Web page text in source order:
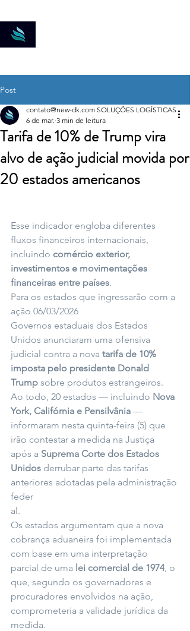
Post
Tarifa de 10% de Trump vira
alvo de ação judicial movida por
20 estados americanos
contato@new-dk.com SOLUÇÕES LOGÍSTICAS
6 de mar. 3 min de leitura
Esse indicador engloba diferentes
fluxos financeiros internacionais,
incluindo comércio exterior,
investimentos e movimentações
financeiras entre países.
Para os estados que ingressarão com a
ação 06/03/2026
Governos estaduais dos Estados
Unidos anunciaram uma ofensiva
judicial contra a nova tarifa de 10%
imposta pelo presidente Donald
Trump sobre produtos estrangeiros.
Ao todo, 20 estados — incluindo Nova
York, Califórnia e Pensilvânia —
informaram nesta quinta-feira (5) que
irão contestar a medida na Justiça
após a Suprema Corte dos Estados
Unidos derrubar parte das tarifas
anteriores adotadas pela administração
feder
al.
Os estados argumentam que a nova
cobrança aduaneira foi implementada
com base em uma interpretação
parcial de uma lei comercial de 1974, o
que, segundo os governadores e
procuradores envolvidos na ação,
comprometeria a validade jurídica da
medida.